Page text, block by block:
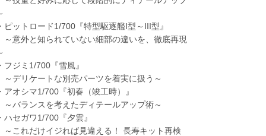
・ピットロード1/700『特型駆逐艦I型～III型』
～意外と知られていない細部の違いを、徹底再現
・フジミ1/700『雪風』
～デリケートな別売パーツを着実に扱う～
・アオシマ1/700『初春（竣工時）』
～バランスを考えたディテールアップ術～
・ハセガワ1/700『夕雲』
～これだけイジれば見違える！ 長寿キット再検